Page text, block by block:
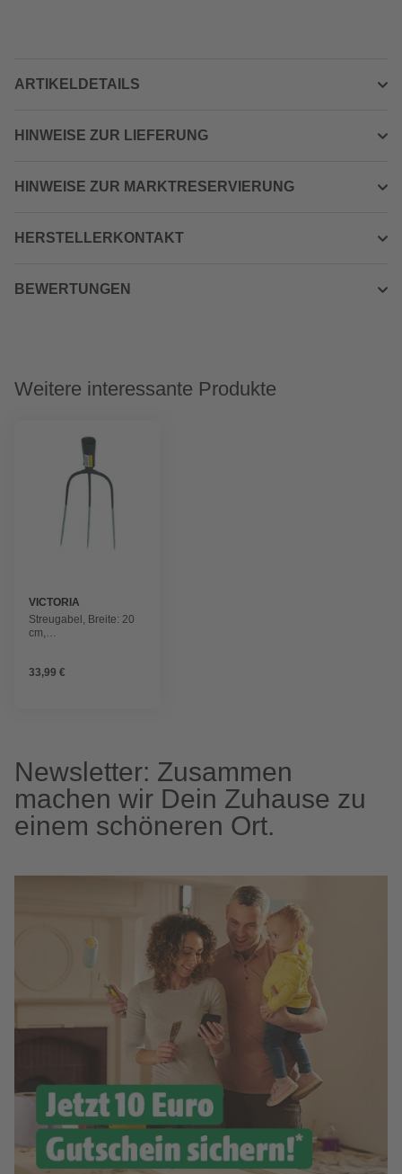
ARTIKELDETAILS
HINWEISE ZUR LIEFERUNG
HINWEISE ZUR MARKTRESERVIERUNG
HERSTELLERKONTAKT
BEWERTUNGEN
Weitere interessante Produkte
VICTORIA
Streugabel, Breite: 20
cm,
33,99 €
Newsletter: Zusammen
machen wir Dein Zuhause zu
einem schöneren Ort.